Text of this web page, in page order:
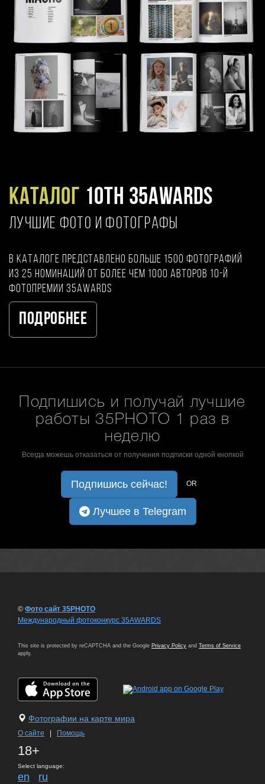
Каталог 10TH 35AWARDS
ЛУЧШИЕ ФОТО И ФОТОГРАФЫ
В каталоге представлено больше 1500 фотографий
из 25 номинаций от более чем 1000 авторов 10-й
фотопремии 35AWARDS
Подробнее
Подпишись и получай лучшие
работы 35PHOTO 1 раз в
неделю
Всегда можешь отказаться от получения подписки одной кнопкой
Подпишись сейчас! OR
Лучшее в Telegram
© Фото сайт 35PHOTO
Международный фотоконкурс 35AWARDS
This site is protected by reCAPTCHA and the Google Privacy Policy and Terms of Service
apply.
Фотографии на карте мира
О сайте Помощь
18+
Select language:
en ru